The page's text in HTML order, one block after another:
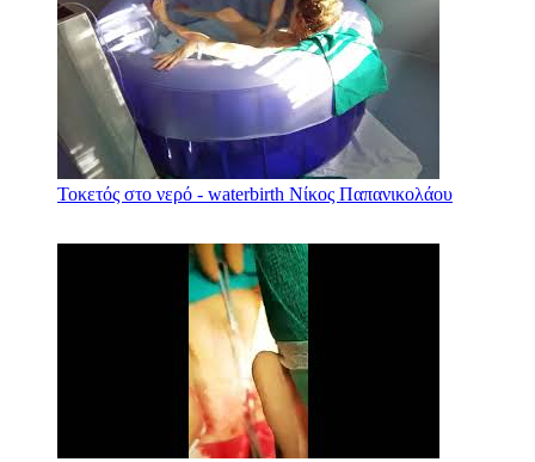
Τοκετός στο νερό - waterbirth Νίκος Παπανικολάου